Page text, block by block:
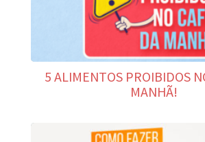
5 ALIMENTOS PROIBIDOS
MANHÃ!